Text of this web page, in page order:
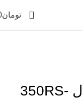
0 تومان
گاوصندوق ایران کاوه مدل 350RS-